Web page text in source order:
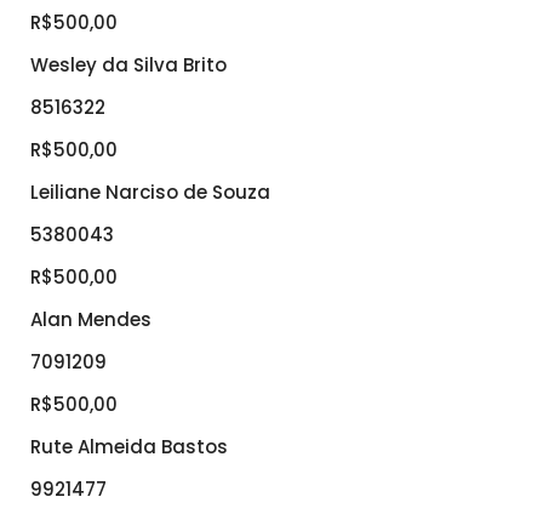
R$500,00
Wesley da Silva Brito
8516322
R$500,00
Leiliane Narciso de Souza
5380043
R$500,00
Alan Mendes
7091209
R$500,00
Rute Almeida Bastos
9921477